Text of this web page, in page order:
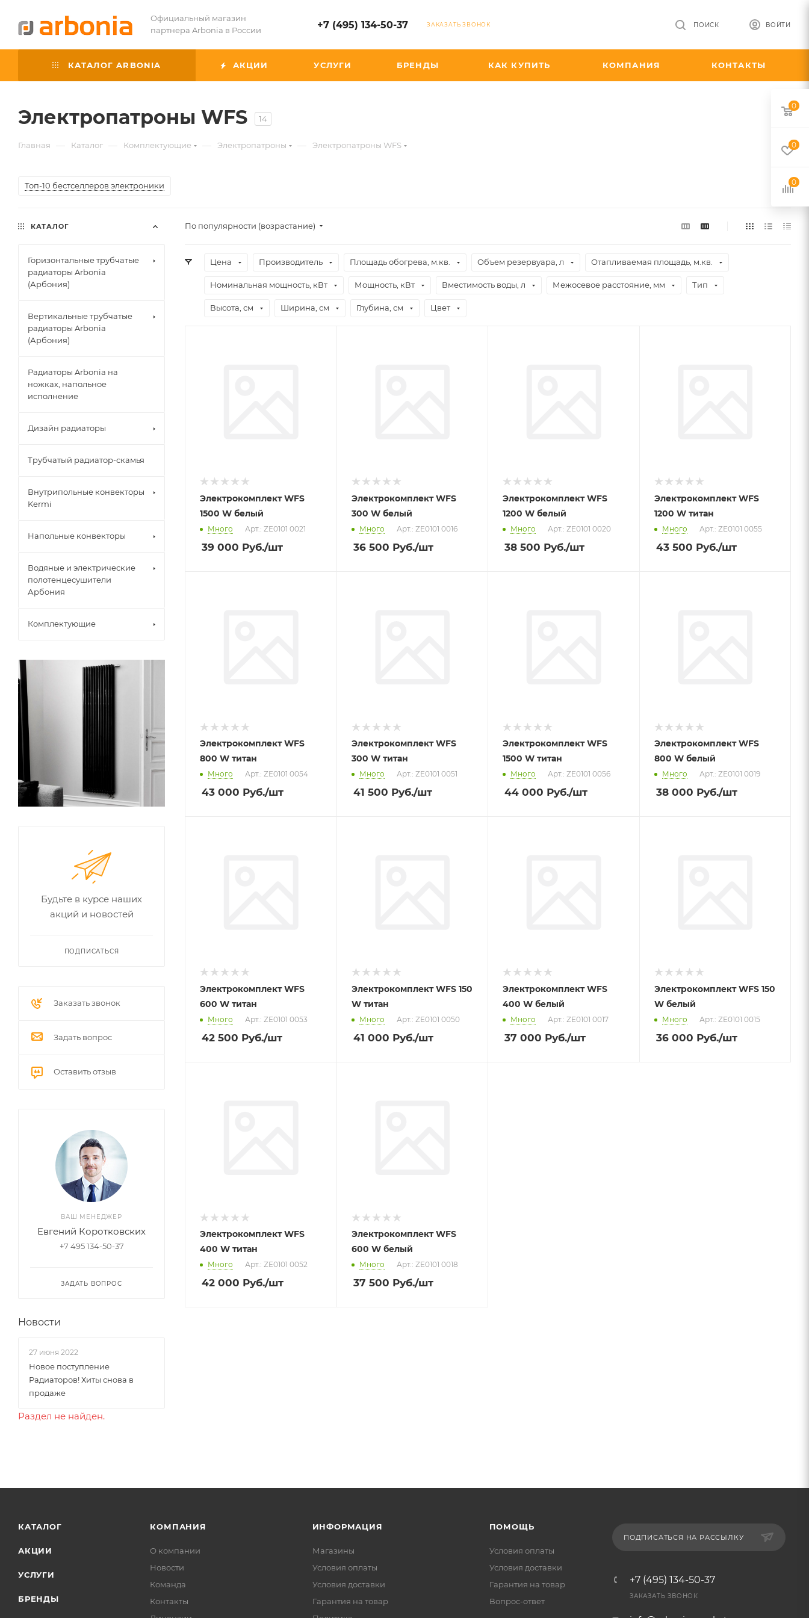
Официальный магазин
партнера Arbonia в России
+7 (495) 134-50-37 ЗАКАЗАТЬ ЗВОНОК ВОЙТИ
ПОИСК
КАТАЛОГ ARBONIA АКЦИИ УСЛУГИ БРЕНДЫ КАК КУПИТЬ КОМПАНИЯ КОНТАКТЫ
Электропатроны WFS 14
Главная — Каталог — Комплектующие — Электропатроны — Электропатроны WFS
Топ-10 бестселлеров электроники
По популярности (возрастание)
Цена Производитель Площадь обогрева, м.кв. Объем резервуара, л Отапливаемая площадь, м.кв.
Номинальная мощность, кВт Мощность, кВт Вместимость воды, л Межосевое расстояние, мм Тип
Высота, см Ширина, см Глубина, см Цвет
Электрокомплект WFS
1500 W белый
Много Арт.: ZE0101 0021
39 000 Руб./шт
Электрокомплект WFS
300 W белый
Много Арт.: ZE0101 0016
36 500 Руб./шт
Электрокомплект WFS
1200 W белый
Много Арт.: ZE0101 0020
38 500 Руб./шт
Электрокомплект WFS
1200 W титан
Много Арт.: ZE0101 0055
43 500 Руб./шт
Электрокомплект WFS
800 W титан
Много Арт.: ZE0101 0054
43 000 Руб./шт
Электрокомплект WFS
300 W титан
Много Арт.: ZE0101 0051
41 500 Руб./шт
Электрокомплект WFS
1500 W титан
Много Арт.: ZE0101 0056
44 000 Руб./шт
Электрокомплект WFS
800 W белый
Много Арт.: ZE0101 0019
38 000 Руб./шт
Электрокомплект WFS
600 W титан
Много Арт.: ZE0101 0053
42 500 Руб./шт
Электрокомплект WFS 150
W титан
Много Арт.: ZE0101 0050
41 000 Руб./шт
Электрокомплект WFS
400 W белый
Много Арт.: ZE0101 0017
37 000 Руб./шт
Электрокомплект WFS 150
W белый
Много Арт.: ZE0101 0015
36 000 Руб./шт
Электрокомплект WFS
400 W титан
Много Арт.: ZE0101 0052
42 000 Руб./шт
Электрокомплект WFS
600 W белый
Много Арт.: ZE0101 0018
37 500 Руб./шт
КАТАЛОГ
Горизонтальные трубчатые
радиаторы Arbonia
(Арбония)
Вертикальные трубчатые
радиаторы Arbonia
(Арбония)
Радиаторы Arbonia на
ножках, напольное
исполнение
Дизайн радиаторы
Трубчатый радиатор-скамья
Внутрипольные конвекторы
Kermi
Напольные конвекторы
Водяные и электрические
полотенцесушители
Арбония
Комплектующие
Будьте в курсе наших
акций и новостей
ПОДПИСАТЬСЯ
Заказать звонок
Задать вопрос
Оставить отзыв
ВАШ МЕНЕДЖЕР
Евгений Коротковских
+7 495 134-50-37
ЗАДАТЬ ВОПРОС
Новости
27 июня 2022
Новое поступление
Радиаторов! Хиты снова в
продаже
Раздел не найден.
КАТАЛОГ
АКЦИИ
УСЛУГИ
БРЕНДЫ
КОМПАНИЯ
О компании
Новости
Команда
Контакты
ИНФОРМАЦИЯ
Магазины
Условия оплаты
Условия доставки
Гарантия на товар
ПОМОЩЬ
Условия оплаты
Условия доставки
Гарантия на товар
Вопрос-ответ
ПОДПИСАТЬСЯ НА РАССЫЛКУ
+7 (495) 134-50-37
ЗАКАЗАТЬ ЗВОНОК
0
0
0